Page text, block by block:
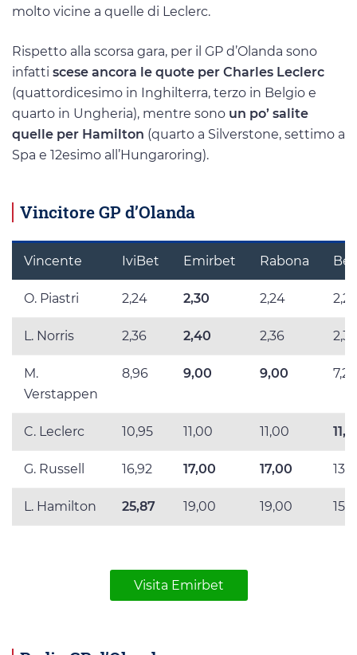
molto vicine a quelle di Leclerc.
Rispetto alla scorsa gara, per il GP d’Olanda sono
infatti scese ancora le quote per Charles Leclerc
(quattordicesimo in Inghilterra, terzo in Belgio e
quarto in Ungheria), mentre sono un po’ salite
quelle per Hamilton (quarto a Silverstone, settimo a
Spa e 12esimo all’Hungaroring).
Vincitore GP d’Olanda
Vincente IviBet Emirbet Rabona
O. Piastri 2,24 2,30 2,24 2,27
L. Norris 2,36 2,40 2,36
M.
Verstappen
8,96 9,00 9,00 7,20
C. Leclerc 10,95 11,00 11,00
G. Russell 16,92 17,00 17,00
L. Hamilton 25,87 19,00 19,00
Visita Emirbet